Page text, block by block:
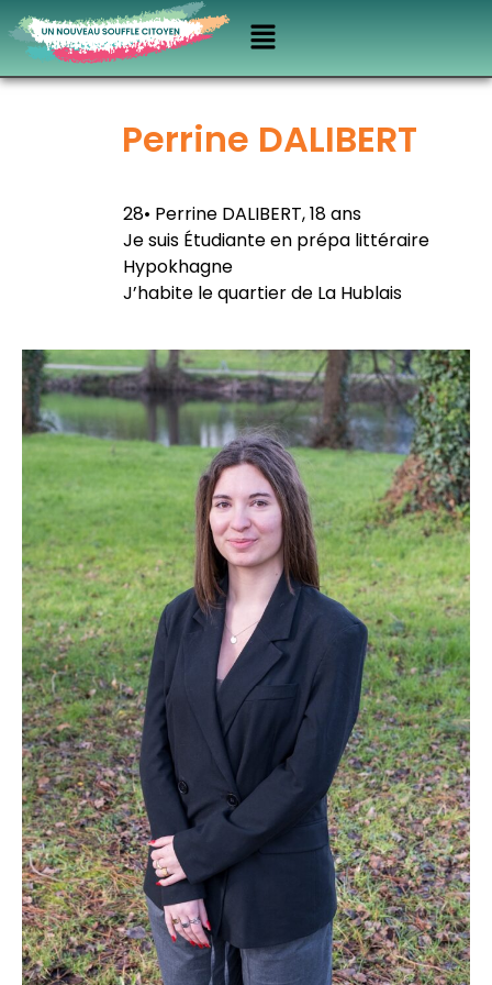
Perrine DALIBERT
28• Perrine DALIBERT, 18 ans
Je suis Étudiante en prépa littéraire
Hypokhagne
J’habite le quartier de La Hublais